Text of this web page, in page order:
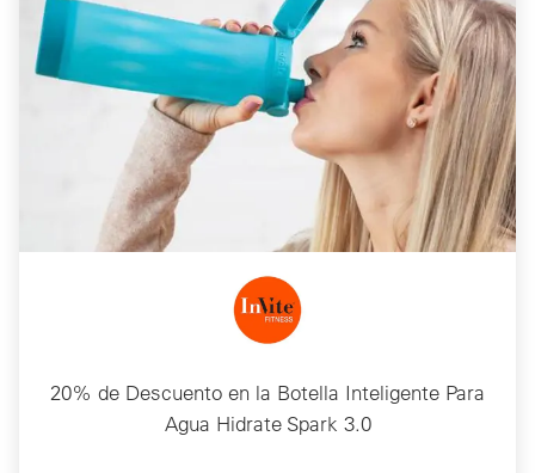
20% de Descuento en la Botella Inteligente Para
Agua Hidrate Spark 3.0